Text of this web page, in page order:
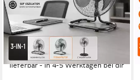
cm, 3 in 1 STARK
45 W Leistung
79,90 € UVP129,00 €
lieferbar - in 4-5 Werktagen bei dir